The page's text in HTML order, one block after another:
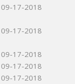
09-17-2018
09-17-2018
09-17-2018
09-17-2018
09-17-2018